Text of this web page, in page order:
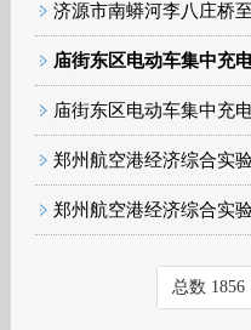
济源市南蟒河李八庄桥
庙街东区电动车集中充
庙街东区电动车集中充
郑州航空港经济综合实
郑州航空港经济综合实
总数 1856